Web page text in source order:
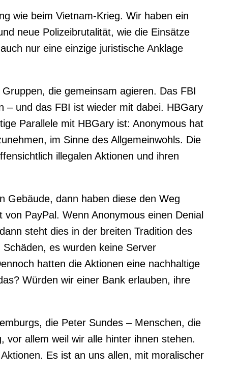
wie beim Vietnam-Krieg. Wir haben ein
neue Polizeibrutalität, wie die Einsätze
nur eine einzige juristische Anklage
die gemeinsam agieren. Das FBI
– und das FBI ist wieder mit dabei. HBGary
Parallele mit HBGary ist: Anonymous hat
im Sinne des Allgemeinwohls. Die
illegalen Aktionen und ihren
Gebäude, dann haben diese den Weg
PayPal. Wenn Anonymous einen Denial
steht dies in der breiten Tradition des
es wurden keine Server
hatten die Aktionen eine nachhaltige
Würden wir einer Bank erlauben, ihre
die Peter Sundes – Menschen, die
vor allem weil wir alle hinter ihnen stehen.
Es ist an uns allen, mit moralischer